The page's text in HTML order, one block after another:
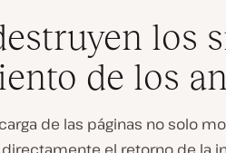
los
de los
de las páginas no solo